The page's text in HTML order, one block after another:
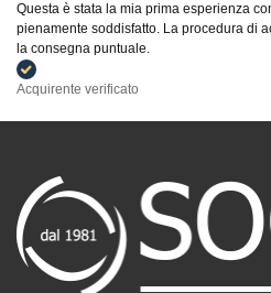
Questa è stata la mia prima esperienza
pienamente soddisfatto. La procedura di
la consegna puntuale.
Acquirente verificato